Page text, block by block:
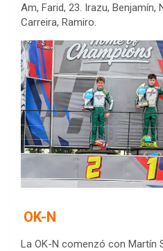
Am, Farid, 23. Irazu, Benjamín,
Carreira, Ramiro.
OK-N
La OK-N comenzó con Martín